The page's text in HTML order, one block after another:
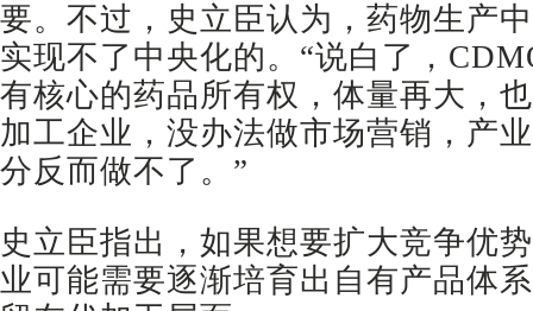
要。不过，史立臣认为，药物生产
实现不了中央化的。“说白了，
有核心的药品所有权，体量再大，
加工企业，没办法做市场营销，产
分反而做不了。”
史立臣指出，如果想要扩大竞争优
业可能需要逐渐培育出自有产品体